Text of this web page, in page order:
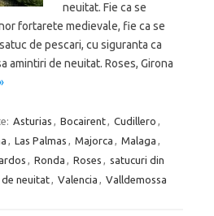
neuitat. Fie ca se
fortarete medievale, fie ca se
de pescari, cu siguranta ca
amintiri de neuitat. Roses, Girona
Asturias , Bocairent, Cudillero ,
, Las Palmas , Majorca , Malaga ,
, Ronda , Roses , satucuri din
neuitat, Valencia , Valldemossa